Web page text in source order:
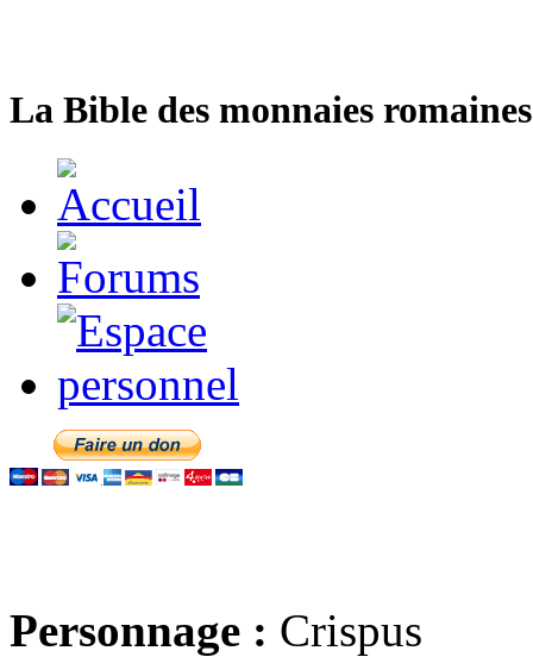
La Bible des monnaies
Personnage : Crispus